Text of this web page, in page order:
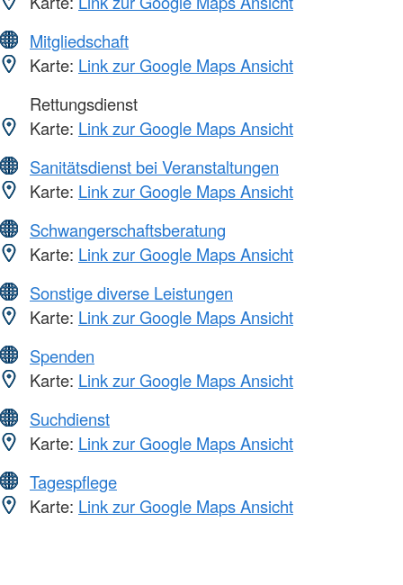
Mitgliedschaft
Karte: Link zur Google Maps Ansicht
Rettungsdienst
Karte: Link zur Google Maps Ansicht
Sanitätsdienst bei Veranstaltungen
Karte: Link zur Google Maps Ansicht
Schwangerschaftsberatung
Karte: Link zur Google Maps Ansicht
Sonstige diverse Leistungen
Karte: Link zur Google Maps Ansicht
Spenden
Karte: Link zur Google Maps Ansicht
Suchdienst
Karte: Link zur Google Maps Ansicht
Tagespflege
Karte: Link zur Google Maps Ansicht